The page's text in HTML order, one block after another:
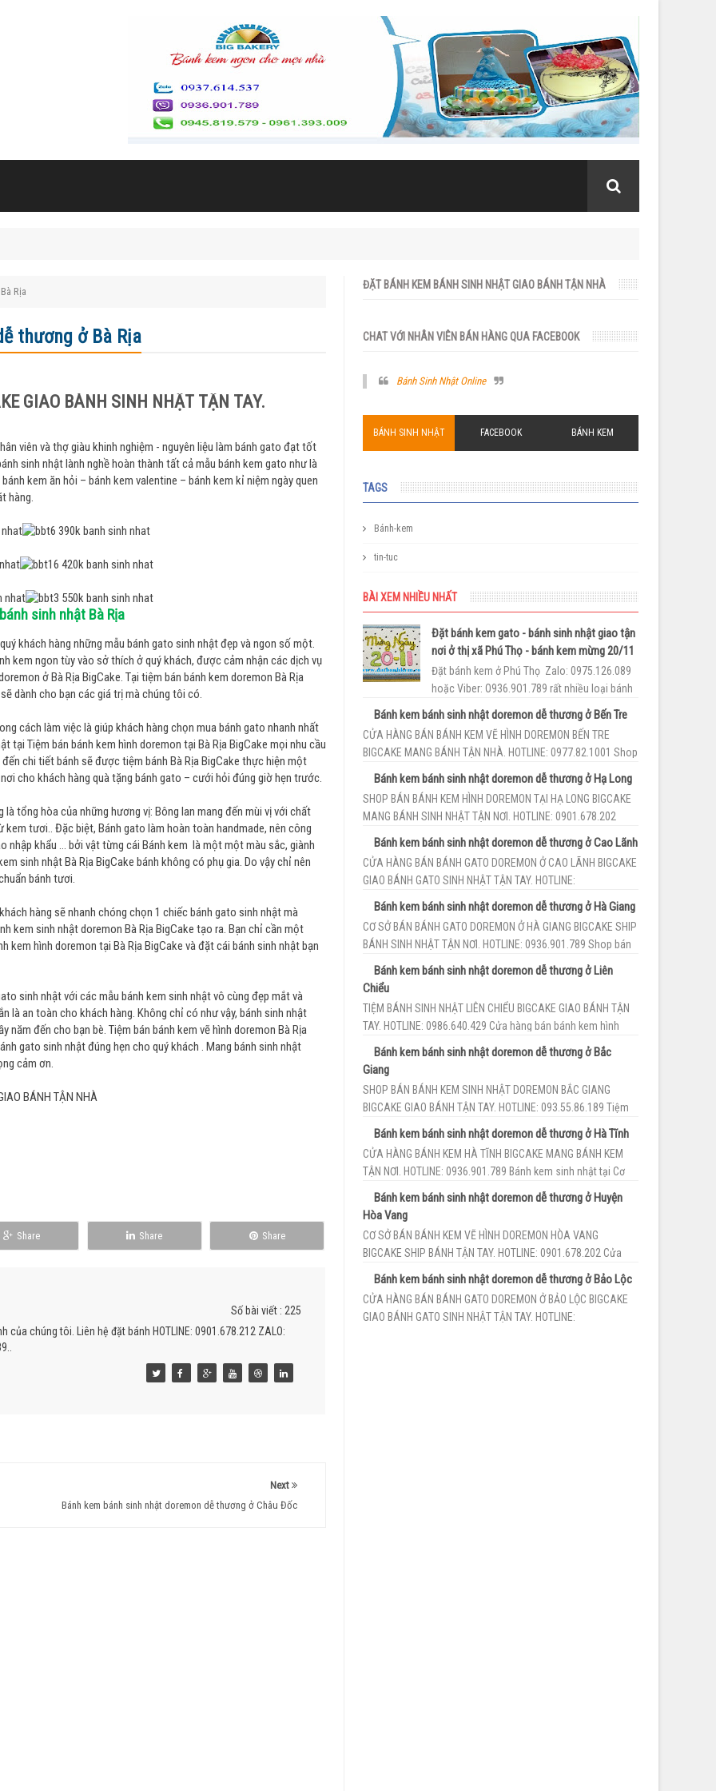
Rịa
thương ở Bà Rịa
GIAO BÁNH SINH NHẬT TẬN TAY.
viên và thợ giàu khinh nghiệm - nguyên liệu làm bánh gato đạt tốt
sinh nhật lành nghề hoàn thành tất cả mẫu bánh kem gato như là
kem ăn hỏi – bánh kem valentine – bánh kem kỉ niệm ngày quen
hàng.
sinh nhật Bà Rịa
khách hàng những mẫu bánh gato sinh nhật đẹp và ngon số một.
kem ngon tùy vào sở thích ở quý khách, được cảm nhận các dịch vụ
ở Bà Rịa BigCake. Tại tiệm bán bánh kem doremon Bà Rịa
dành cho bạn các giá trị mà chúng tôi có.
cách làm việc là giúp khách hàng chọn mua bánh gato nhanh nhất
Tiệm bán bánh kem hình doremon tại Bà Rịa BigCake mọi nhu cầu
chi tiết bánh sẽ được tiệm bánh Bà Rịa BigCake thực hiện một
cho khách hàng quà tặng bánh gato – cưới hỏi đúng giờ hẹn trước.
tổng hòa của những hương vị: Bông lan mang đến mùi vị với chất
tươi.. Đặc biệt, Bánh gato làm hoàn toàn handmade, nên công
nhập khẩu ... bởi vật từng cái Bánh kem là một một màu sắc, giành
sinh nhật Bà Rịa BigCake bánh không có phụ gia. Do vậy chỉ nên
bánh tươi.
hàng sẽ nhanh chóng chọn 1 chiếc bánh gato sinh nhật mà
kem sinh nhật doremon Bà Rịa BigCake tạo ra. Bạn chỉ cần một
hình doremon tại Bà Rịa BigCake và đặt cái bánh sinh nhật bạn
sinh nhật với các mẫu bánh kem sinh nhật vô cùng đẹp mắt và
là an toàn cho khách hàng. Không chỉ có như vậy, bánh sinh nhật
đến cho bạn bè. Tiệm bán bánh kem vẽ hình doremon Bà Rịa
gato sinh nhật đúng hẹn cho quý khách . Mang bánh sinh nhật
cảm ơn.
BÁNH TẬN NHÀ
Share Share Share
Số bài viết : 225
của chúng tôi. Liên hệ đặt bánh HOTLINE: 0901.678.212 ZALO:
Next
Bánh kem bánh sinh nhật doremon dễ thương ở Châu Đốc
ĐẶT BÁNH KEM BÁNH SINH NHẬT GIAO BÁNH TẬN NHÀ
CHAT VỚI NHÂN VIÊN BÁN HÀNG QUA FACEBOOK
Bánh Sinh Nhật Online
BÁNH SINH NHẬT FACEBOOK BÁNH KEM
TAGS
Bánh-kem
tin-tuc
BÀI XEM NHIỀU NHẤT
Đặt bánh kem gato - bánh sinh nhật giao tận
nơi ở thị xã Phú Thọ - bánh kem mừng 20/11
Đặt bánh kem ở Phú Thọ Zalo: 0975.126.089
hoặc Viber: O936.9O1.789 rất nhiều loại bánh
sinh nhật ngộ nghĩnh để bạn có thể làm cho
Bánh kem bánh sinh nhật doremon dễ thương ở Bến Tre
CỬA HÀNG BÁN BÁNH KEM VẼ HÌNH DOREMON BẾN TRE
BIGCAKE MANG BÁNH TẬN NHÀ. HOTLINE: 0977.82.1001 Shop
Bánh kem bánh sinh nhật doremon dễ thương ở Hạ Long
SHOP BÁN BÁNH KEM HÌNH DOREMON TẠI HẠ LONG BIGCAKE
MANG BÁNH SINH NHẬT TẬN NƠI. HOTLINE: 0901.678.202
Bánh kem bánh sinh nhật doremon dễ thương ở Cao Lãnh
CỬA HÀNG BÁN BÁNH GATO DOREMON Ở CAO LÃNH BIGCAKE
GIAO BÁNH GATO SINH NHẬT TẬN TAY. HOTLINE:
091.99.18.123 Shop bán bánh sinh nhật hình...
Bánh kem bánh sinh nhật doremon dễ thương ở Hà Giang
CƠ SỞ BÁN BÁNH GATO DOREMON Ở HÀ GIANG BIGCAKE SHIP
BÁNH SINH NHẬT TẬN NƠI. HOTLINE: 0936.901.789 Shop bán
Bánh kem bánh sinh nhật doremon dễ thương ở Liên
Chiểu
TIỆM BÁNH SINH NHẬT LIÊN CHIỂU BIGCAKE GIAO BÁNH TẬN
TAY. HOTLINE: 0986.640.429 Cửa hàng bán bánh kem hình
Bánh kem bánh sinh nhật doremon dễ thương ở Bắc
Giang
SHOP BÁN BÁNH KEM SINH NHẬT DOREMON BẮC GIANG
BIGCAKE GIAO BÁNH TẬN TAY. HOTLINE: 093.55.86.189 Tiệm
Bánh kem bánh sinh nhật doremon dễ thương ở Hà Tĩnh
CỬA HÀNG BÁNH KEM HÀ TĨNH BIGCAKE MANG BÁNH KEM
TẬN NƠI. HOTLINE: 0936.901.789 Bánh kem sinh nhật tại Cơ
Bánh kem bánh sinh nhật doremon dễ thương ở Huyện
Hòa Vang
CƠ SỞ BÁN BÁNH KEM VẼ HÌNH DOREMON HÒA VANG
BIGCAKE SHIP BÁNH TẬN TAY. HOTLINE: 0901.678.202 Cửa
hàng bán bánh gato doremon ở Hòa Vang ...
Bánh kem bánh sinh nhật doremon dễ thương ở Bảo Lộc
CỬA HÀNG BÁN BÁNH GATO DOREMON Ở BẢO LỘC BIGCAKE
GIAO BÁNH GATO SINH NHẬT TẬN TAY. HOTLINE: